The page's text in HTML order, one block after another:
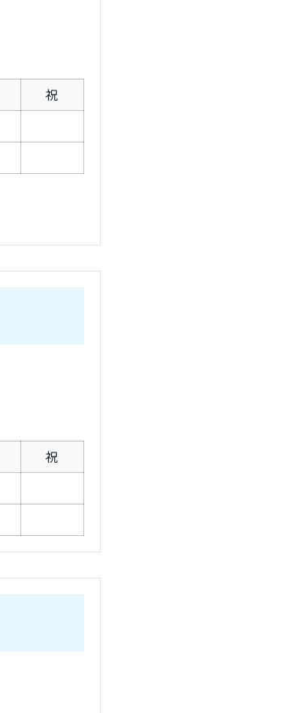
祝
祝